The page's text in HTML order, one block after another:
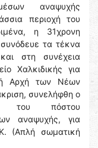
αναψυχής
περιοχή του
η 31χρονη
τα τέκνα
στη συνέχεια
Χαλκιδικής για
Αρχή των Νέων
συνελήφθη ο
του πόστου
αναψυχής, για
(Απλή σωματική